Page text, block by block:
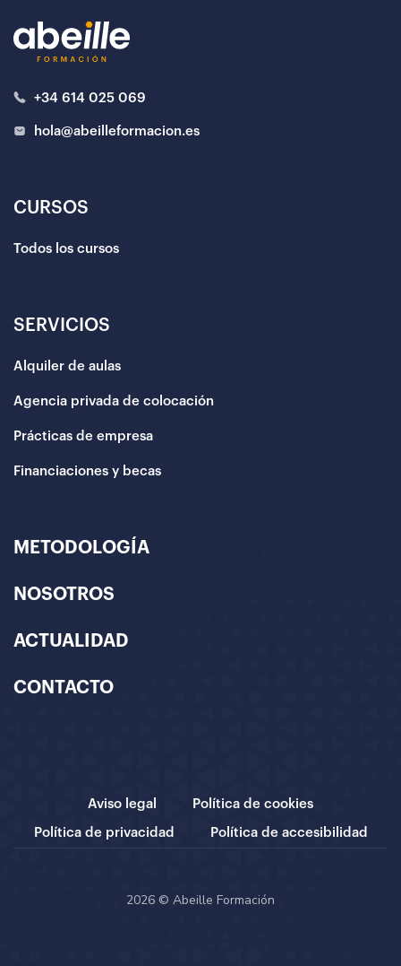
+34 614 025 069
hola@abeilleformacion.es
CURSOS
Todos los cursos
SERVICIOS
Alquiler de aulas
Agencia privada de colocación
Prácticas de empresa
Financiaciones y becas
METODOLOGÍA
NOSOTROS
ACTUALIDAD
CONTACTO
Aviso legal Política de cookies
Política de privacidad Política de accesibilidad
2026 © Abeille Formación